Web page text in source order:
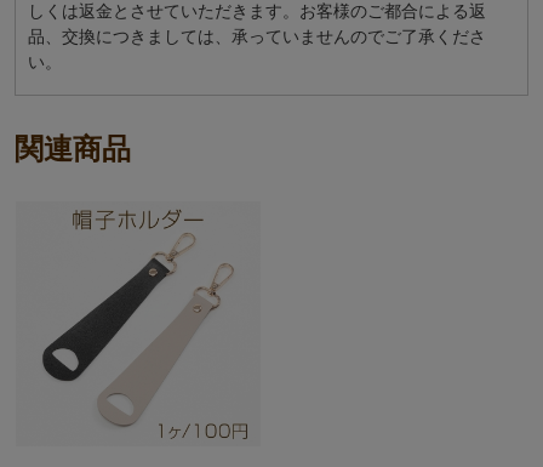
しくは返金とさせていただきます。お客様のご都合による返
品、交換につきましては、承っていませんのでご了承くださ
い。
関連商品